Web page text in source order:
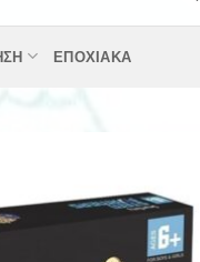
ΕΠΟΧΙΑΚΆ